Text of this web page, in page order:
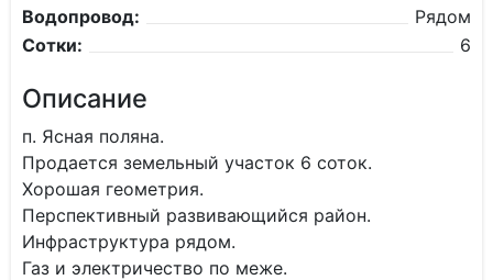
Водопровод:
Рядом
Сотки:
6
Описание
п. Ясная поляна.
Продается земельный участок 6 соток.
Хорошая геометрия.
Перспективный развивающийся район.
Инфраструктура рядом.
Газ и электричество по меже.